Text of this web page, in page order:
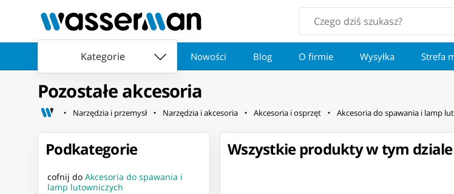
Kategorie Nowości Blog O firmie Wysyłka Strefa
Pozostałe akcesoria
Narzędzia i przemysł Narzędzia i akcesoria Akcesoria i osprzęt Akcesoria do spawania i lamp
Podkategorie
cofnij do Akcesoria do spawania i
lamp lutowniczych
Wszystkie produkty w tym dziale